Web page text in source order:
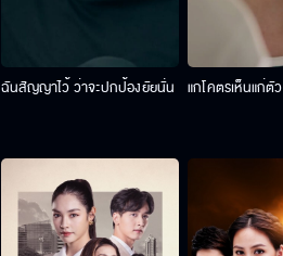
ฉันสัญญาไว้ ว่าจะปกป้องยัยนั่น แกโคตรเห็นแก่ตั